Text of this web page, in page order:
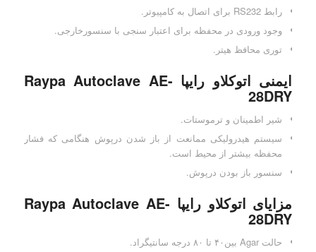
رابط RS232 برای اتصال به کامپیوتر.
وجود ورودی در محفظه برای اعتبار سنجی با سنسورخارجی.
توری محافظ هیتر.
ایمنی اتوکلاو رایپا Raypa Autoclave AE-
28DRY
شیر اطمینان و ترموستات.
سیستم هیدرولیکی ممانعت از باز شدن درپوش هنگامی که فشار
محفظه بیشتر از محیط است.
سنسور باز بودن درپوش.
مزایای اتوکلاو رایپا Raypa Autoclave AE-
28DRY
حالت Agar بین۴۰ تا ۸۰ درجه سانتیگراد.